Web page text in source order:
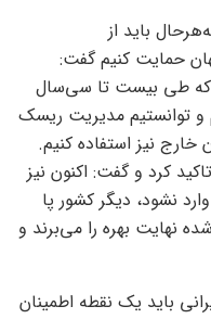
باید از
حمایت کنیم گفت:
که طی بیست تا سی‌سال
توانستیم مدیریت ریسک
خارج نیز استفاده کنیم.
کرد و گفت: اکنون نیز
نشود، دیگر کشور پا
نهایت بهره را می‌برند و
باید یک نقطه اطمینان